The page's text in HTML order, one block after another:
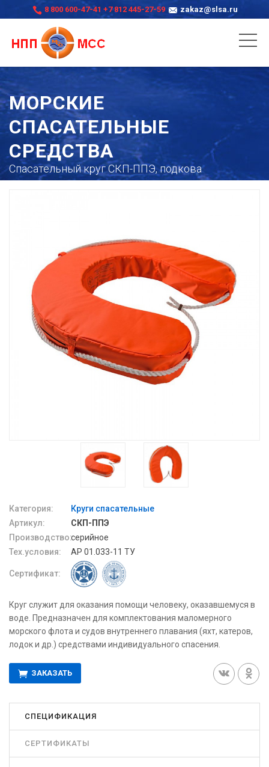
8 800 600-47-41 +7 812 445-27-59 zakaz@slsa.ru
МОРСКИЕ
СПАСАТЕЛЬНЫЕ
СРЕДСТВА
Спасательный круг СКП-ППЭ, подкова
Категория:
Круги спасательные
Артикул:
СКП-ППЭ
Производство:серийное
Тех.условия:
АР 01.033-11 ТУ
Сертификат:
Круг служит для оказания помощи человеку, оказавшемуся в
воде. Предназначен для комплектования маломерного
морского флота и судов внутреннего плавания (яхт, катеров,
лодок и др.) средствами индивидуального спасения.
ЗАКАЗАТЬ
СПЕЦИФИКАЦИЯ
СЕРТИФИКАТЫ